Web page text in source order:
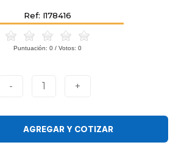
Ref: I178416
Puntuación: 0 / Votos: 0
- 1 +
AGREGAR Y COTIZAR